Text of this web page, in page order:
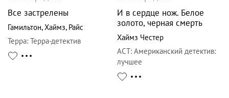
Все застрелены
Гамильтон,Хаймз, Райс
Терра: Терра-детектив
И в сердце нож. Белое
золото, черная смерть
Хаймз Честер
АСТ: Американский детектив:
лучшее